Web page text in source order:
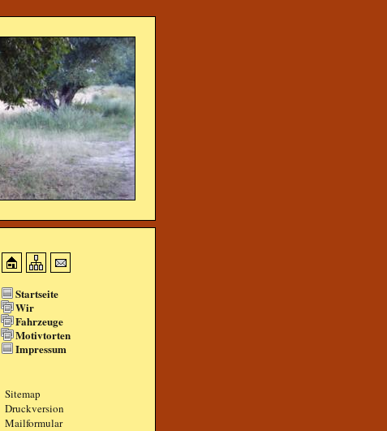
Startseite
Wir
Fahrzeuge
Motivtorten
Impressum
Sitemap
Druckversion
Mailformular